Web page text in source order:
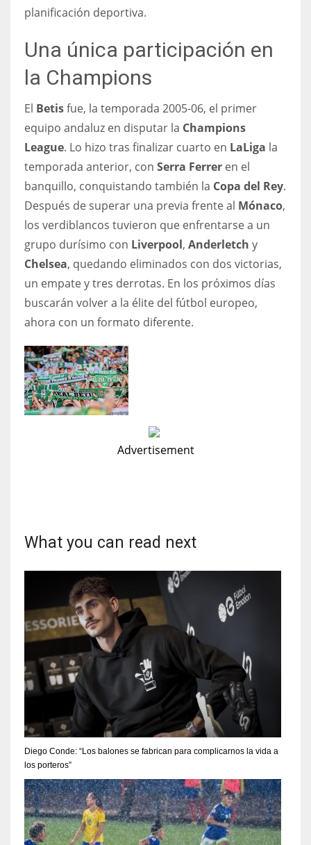
planificación deportiva.
Una única participación en
la Champions
El Betisfue, la temporada 2005-06, el primer
equipo andaluz en disputar la Champions
League. Lo hizo tras finalizar cuarto en LaLiga la
temporada anterior, con Serra Ferrer en el
banquillo, conquistando también la Copa del Rey.
Después de superar una previa frente al Mónaco,
los verdiblancos tuvieron que enfrentarse a un
grupo durísimo con Liverpool, Anderletch y
Chelsea, quedando eliminados con dos victorias,
un empate y tres derrotas. En los próximos días
buscarán volver a la élite del fútbol europeo,
ahora con un formato diferente.
Advertisement
What you can read next
Diego Conde: “Los balones se fabrican para complicarnos la vida a
los porteros”